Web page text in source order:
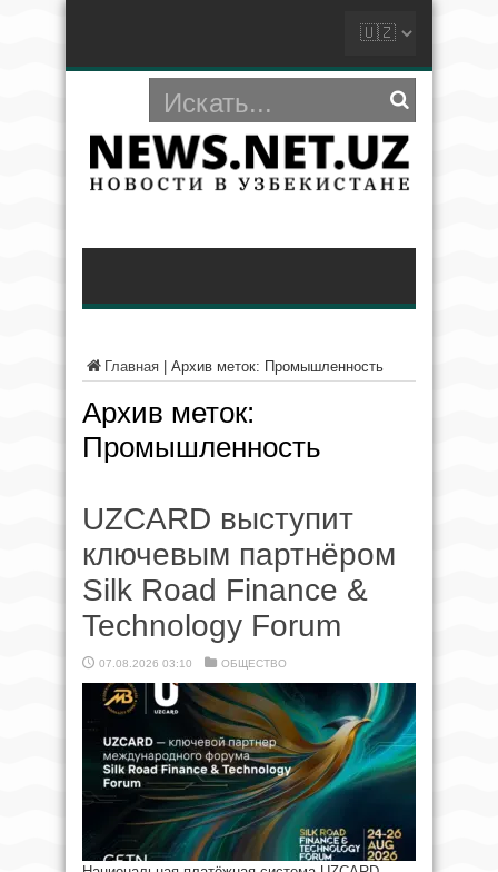
Главная Архив меток: Промышленность
Архив меток:
Промышленность
UZCARD выступит
ключевым партнёром
Silk Road Finance &
Technology Forum
07.08.2026 03:10 ОБЩЕСТВО